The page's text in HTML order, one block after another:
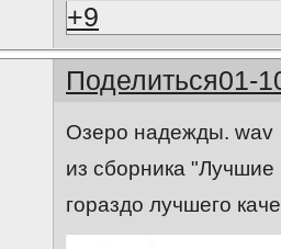
+9
Поделиться01-
Озеро надежды. wav
из сборника
гораздо лучшего